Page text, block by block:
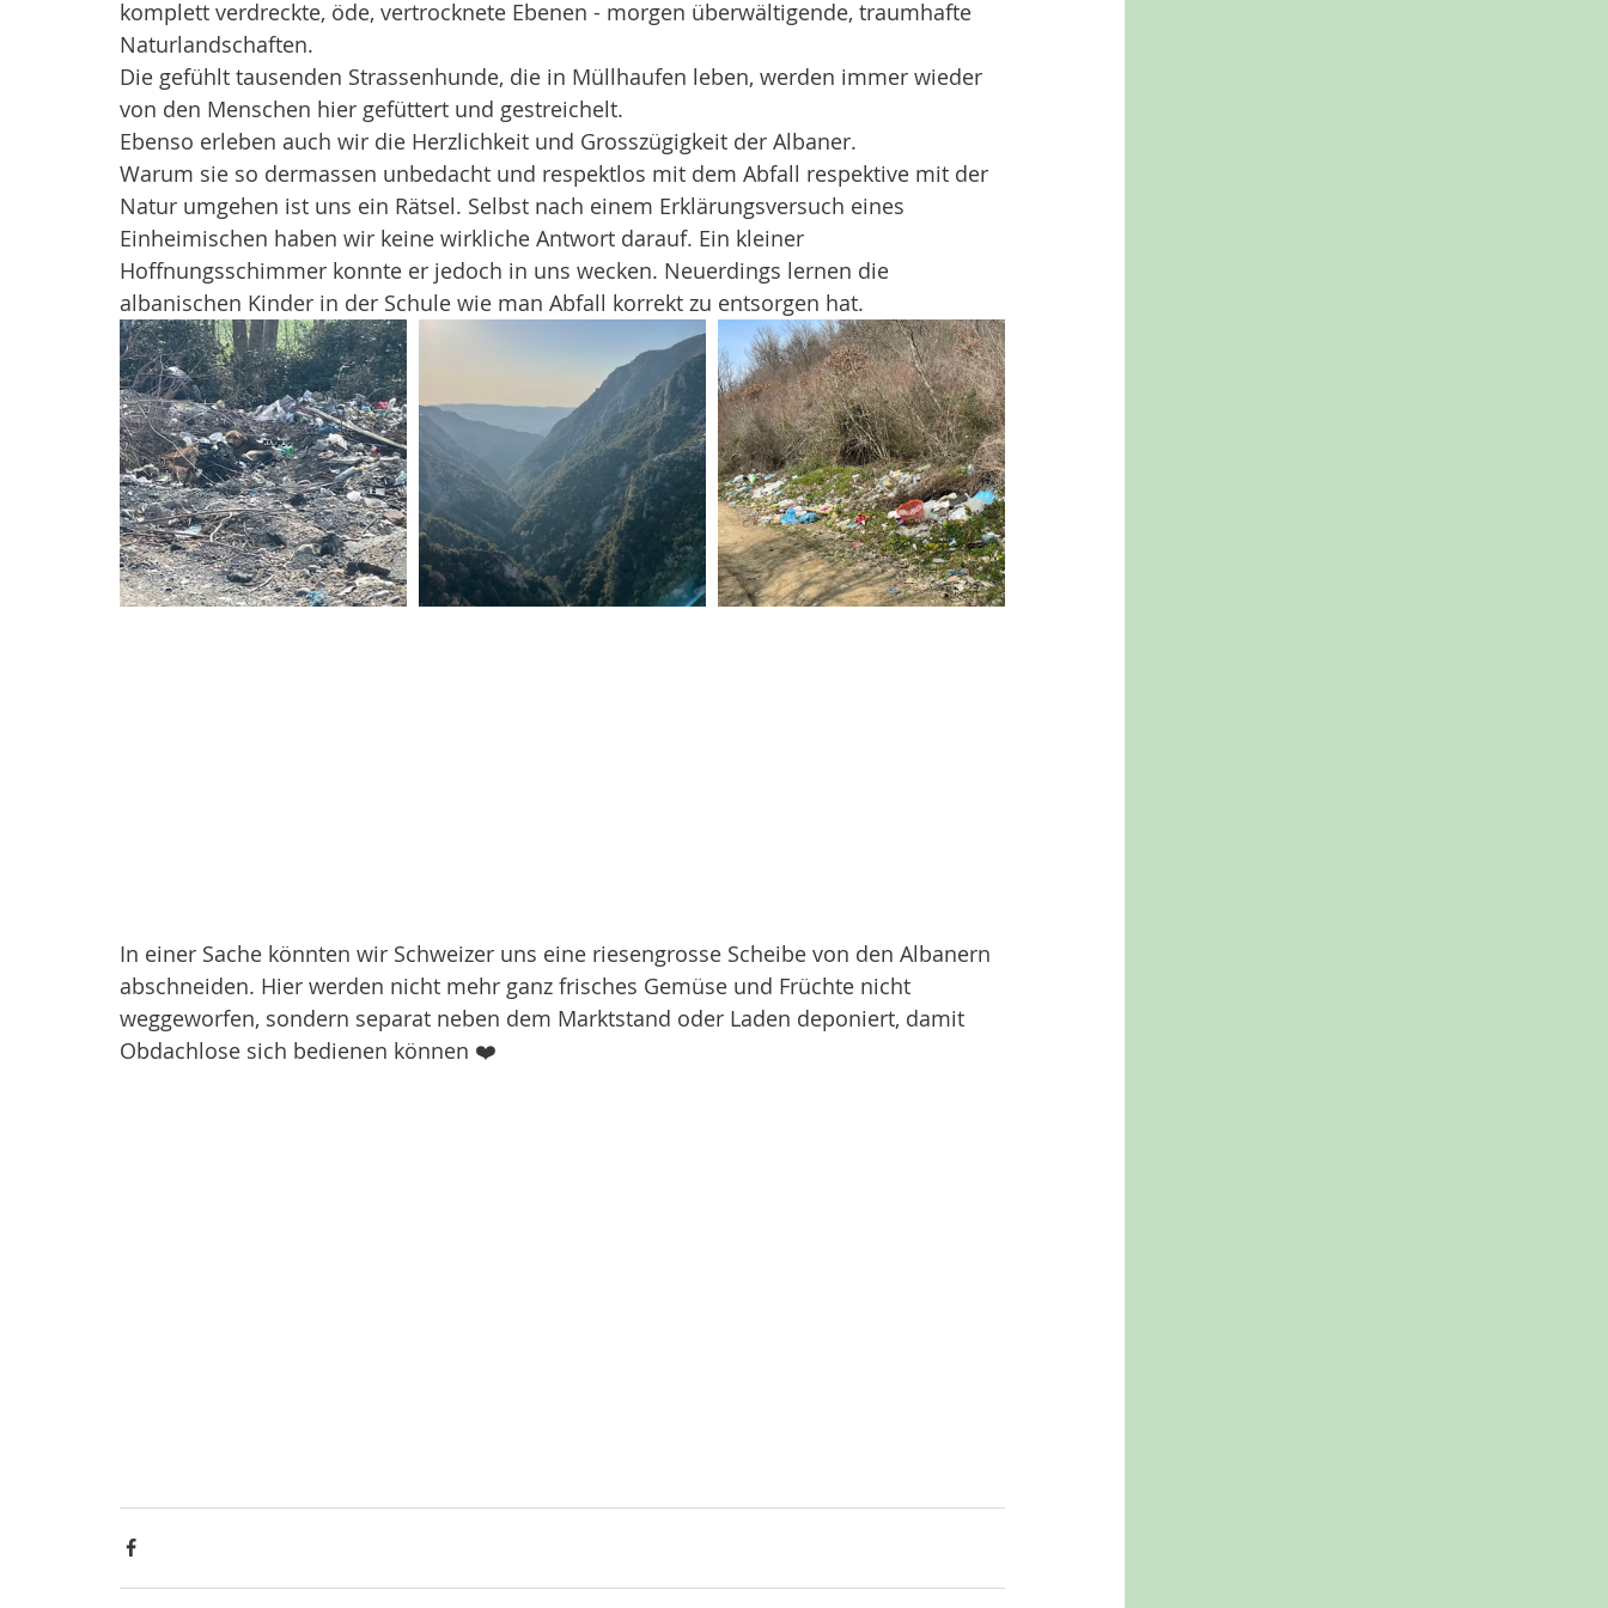
komplett verdreckte, öde, vertrocknete Ebenen - morgen überwältigende, traumhafte
Naturlandschaften.
Die gefühlt tausenden Strassenhunde, die in Müllhaufen leben, werden immer wieder
von den Menschen hier gefüttert und gestreichelt.
Ebenso erleben auch wir die Herzlichkeit und Grosszügigkeit der Albaner.
Warum sie so dermassen unbedacht und respektlos mit dem Abfall respektive mit der
Natur umgehen ist uns ein Rätsel. Selbst nach einem Erklärungsversuch eines
Einheimischen haben wir keine wirkliche Antwort darauf. Ein kleiner
Hoffnungsschimmer konnte er jedoch in uns wecken. Neuerdings lernen die
albanischen Kinder in der Schule wie man Abfall korrekt zu entsorgen hat.
In einer Sache könnten wir Schweizer uns eine riesengrosse Scheibe von den Albanern
abschneiden. Hier werden nicht mehr ganz frisches Gemüse und Früchte nicht
weggeworfen, sondern separat neben dem Marktstand oder Laden deponiert, damit
Obdachlose sich bedienen können ❤️